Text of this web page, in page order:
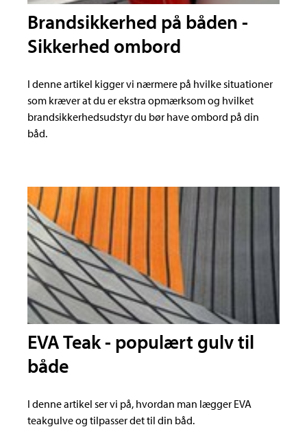
Brandsikkerhed på båden -
Sikkerhed ombord
I denne artikel kigger vi nærmere på hvilke situationer
som kræver at du er ekstra opmærksom og hvilket
brandsikkerhedsudstyr du bør have ombord på din
båd.
EVA Teak - populært gulv til
både
I denne artikel ser vi på, hvordan man lægger EVA
teakgulve og tilpasser det til din båd.